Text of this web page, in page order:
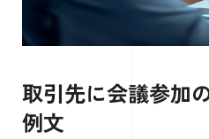
取引先に会議参加
例文